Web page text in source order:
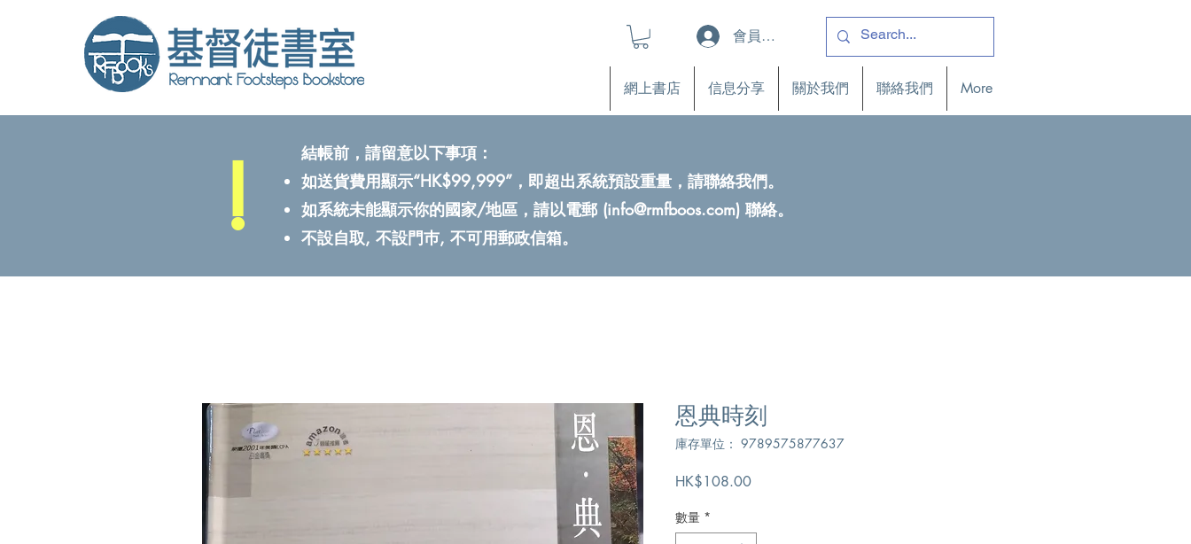
會員登入
網上書店 信息分享 關於我們 聯絡我們 More
!
結帳前，請留意以下事項：
如送貨費用顯示“HK$99,999”，即超出系統預設重量，請聯絡我們。
如系統未能顯示你的國家/地區，請以電郵 (info@rmfboos.com) 聯絡。
不設自取, 不設門巿, 不可用郵政信箱。
恩典時刻
庫存單位： 9789575877637
HK$108.00價
數量 *